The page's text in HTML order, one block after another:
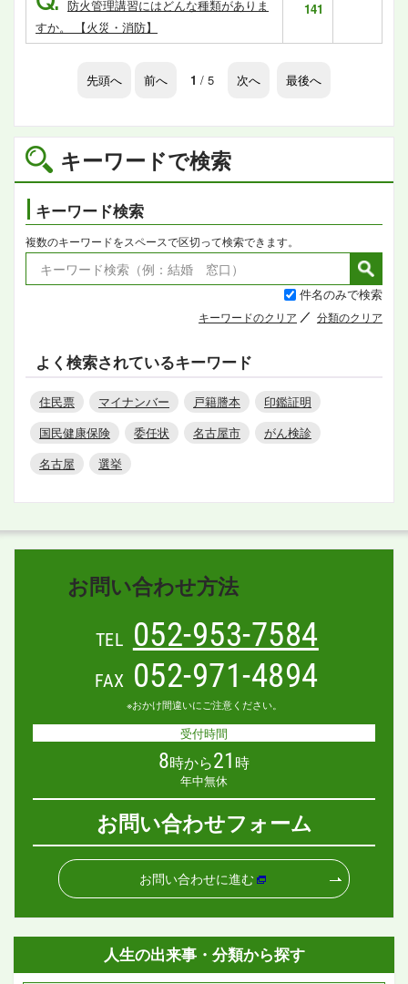
キーワードで検索
キーワード検索
複数のキーワードをスペースで区切って検索できます。
件名のみで検索
キーワードのクリア 分類のクリア
よく検索されているキーワード
住民票 マイナンバー 戸籍謄本
印鑑証明
国民健康保険
委任状 名古屋市
がん検診
名古屋
選挙
防火管理講習にはどんな種類がありま
すか。 【火災・消防】
141
先頭へ 前へ 1 / 5 次へ 最後へ
お問い合わせ方法
TEL 052-953-7584
FAX 052-971-4894
※おかけ間違いにご注意ください。
受付時間
8時から21 時
年中無休
お問い合わせフォーム
お問い合わせに進む
人生の出来事・分類から探す